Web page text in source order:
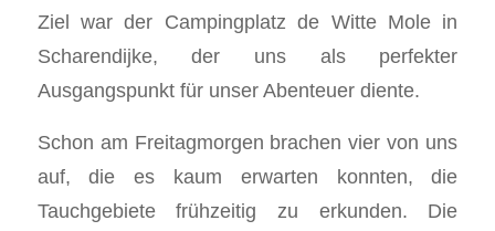
Ziel war der Campingplatz de Witte Mole in
Scharendijke, der uns als perfekter
Ausgangspunkt für unser Abenteuer diente.
Schon am Freitagmorgen brachen vier von uns
auf, die es kaum erwarten konnten, die
Tauchgebiete frühzeitig zu erkunden. Die